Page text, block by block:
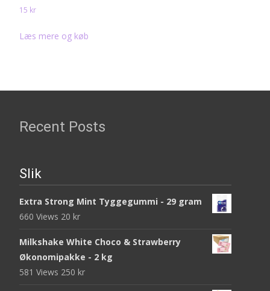
15 kr
Læs mere og køb
Recent Posts
Slik
Extra Strong Mint Tyggegummi - 29 gram
660 Views 20 kr
Milkshake White Choco & Strawberry
Økonomipakke - 2 kg
581 Views 250 kr